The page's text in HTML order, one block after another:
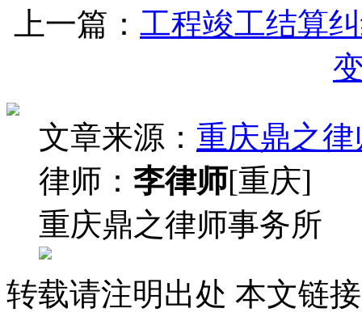
上一篇： 工程竣工结算
文章来源： 重庆鼎之
律师： 李律师[重庆]
重庆鼎之律师事务所
转载请注明出处 本文链